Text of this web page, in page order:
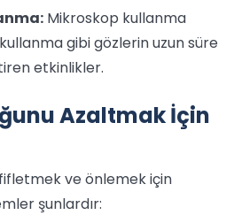
Mikroskop kullanma
gibi gözlerin uzun süre
etkinlikler.
Azaltmak İçin
ve önlemek için
şunlardır: